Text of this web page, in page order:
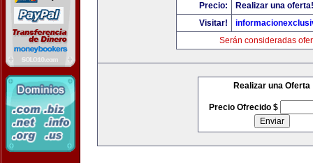
Precio:
Realizar una oferta!
Visitar!
Serán consideradas
Realizar una Oferta
Precio Ofrecido $